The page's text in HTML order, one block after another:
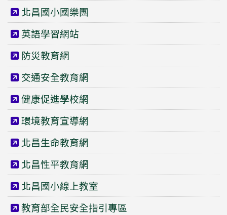
北昌國小國樂團
英語學習網站
防災教育網
交通安全教育網
健康促進學校網
環境教育宣導網
北昌生命教育網
北昌性平教育網
北昌國小線上教室
教育部全民安全指引專區